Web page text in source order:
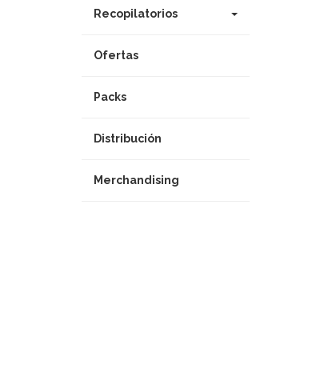
Recopilatorios
Ofertas
Packs
Distribución
Merchandising